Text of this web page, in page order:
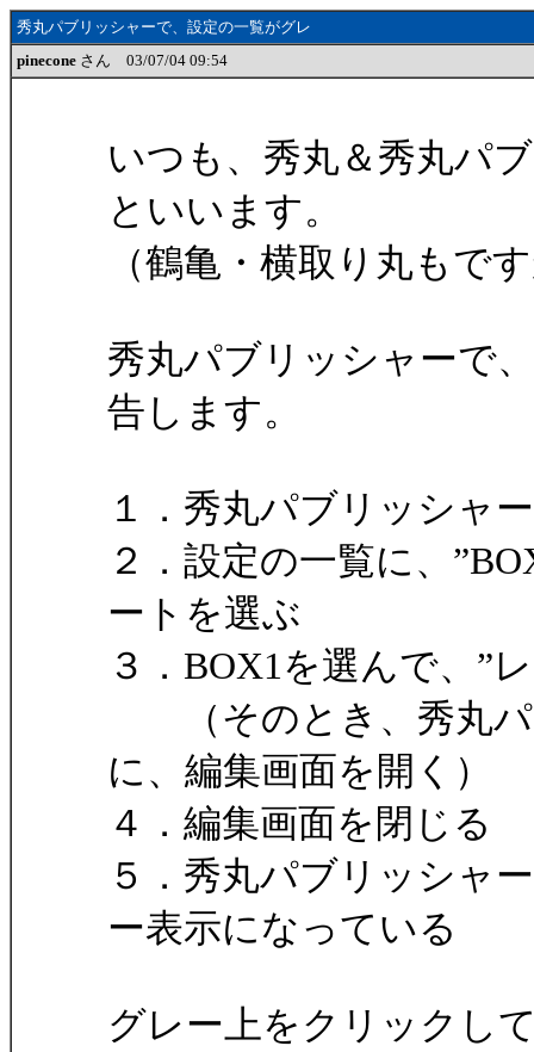
秀丸パブリッシャーで、設定の一覧がグレ
pinecone さん 03/07/04 09:54
いつも、秀丸＆秀丸パ
といいます。
（鶴亀・横取り丸もで
秀丸パブリッシャーで
告します。
１．秀丸パブリッシャ
２．設定の一覧に、
ートを選ぶ
３．BOX1を選んで、”
（そのとき、秀丸パ
に、編集画面を開く）
４．編集画面を閉じる
５．秀丸パブリッシャ
ー表示になっている
グレー上をクリックし